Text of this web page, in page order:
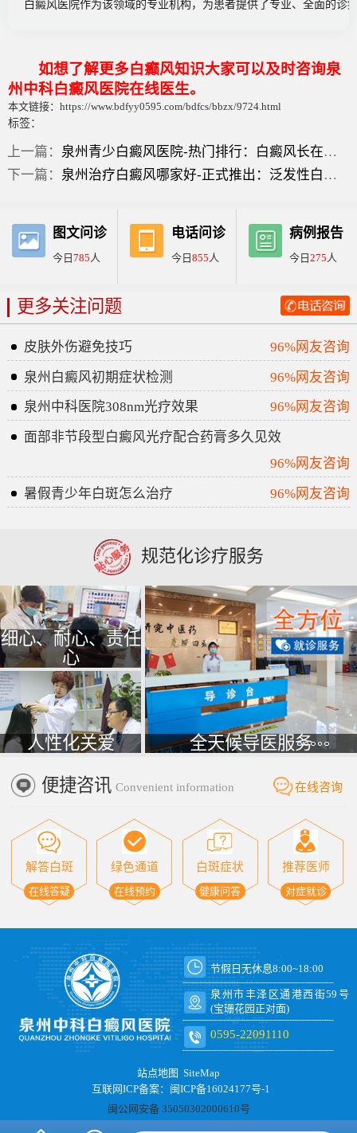
白癜风医院作为该领域的专业机构，为患者提供了专业、全面的诊
如想了解更多白癫风知识大家可以及时咨询泉
州中科白癜风医院在线医生。
本文链接：https://www.bdfyy0595.com/bdfcs/bbzx/9724.html
标签：
上一篇： 泉州青少白癜风医院-热门排行：白癜风长在脸上的早期症状？
下一篇： 泉州治疗白癜风哪家好-正式推出：泛发性白癜风有什么症状？
图文问诊
今日785人
电话问诊
今日 855人
病例报告
今日275人
更多关注问题
皮肤外伤避免技巧
96%网友咨询
泉州白癜风初期症状检测
96%网友咨询
泉州中科医院308nm光疗效果
96%网友咨询
面部非节段型白癜风光疗配合药膏多久见效
96%网友咨询
暑假青少年白斑怎么治疗
96%网友咨询
规范化诊疗服务
细心、耐心、责任
心
人性化关爱 全天候导医服务
便捷咨讯 Convenient information 在线咨询
解答白斑
在线答疑
绿色通道
在线预约
白斑症状
健康问答
推荐医师
对症就诊
节假日无休息8:00~18:00
泉州市丰泽区通港西街59号
(宝珊花园正对面)
0595-22091110
站点地图 SiteMap
互联网ICP备案：闽ICP备16024177号-1
闽公网安备 35050302000610号